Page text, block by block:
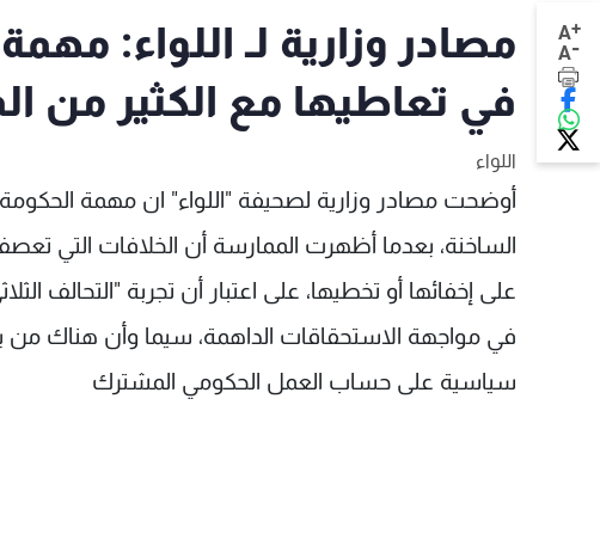
A+
A-
مصادر وزارية لـ اللواء:
في تعاطيها مع الكثير من
اللواء
أوضحت مصادر وزارية لصحيفة "اللواء" ان مهمة
الساخنة، بعدما أظهرت الممارسة أن الخلافات التي
على إخفائها أو تخطيها، على اعتبار أن تجربة "التحالف
في مواجهة الاستحقاقات الداهمة، سيما وأن هناك من
سياسية على حساب العمل الحكومي المشترك